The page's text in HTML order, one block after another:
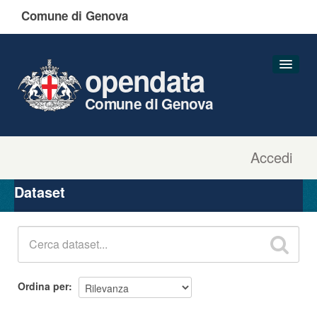
Comune di Genova
Accedi
opendata
Comune di Genova
Organizzazioni
Gruppi
Dataset
Ordina per